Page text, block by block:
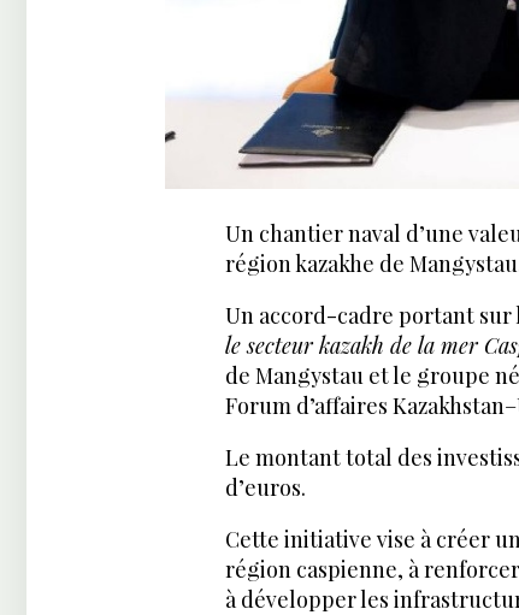
Un chantier naval d’une
région kazakhe de
Un accord-cadre portant
le secteur kazakh de la mer
de Mangystau et le groupe
Forum d’affaires
Le montant total des
d’euros.
Cette initiative vise à créer
région caspienne, à
à développer les